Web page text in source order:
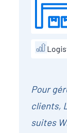
Pour
clients,
suites